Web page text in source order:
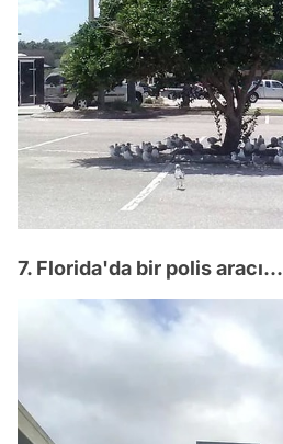
7. Florida'da bir polis aracı...